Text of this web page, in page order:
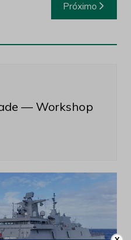
Próximo
— Workshop